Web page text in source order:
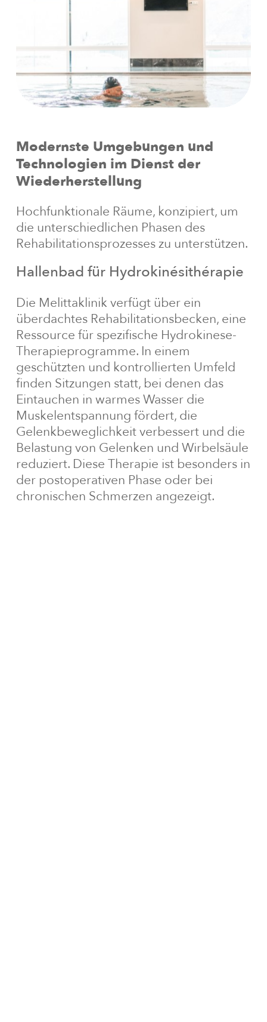
Modernste Umgebungen und
Technologien im Dienst der
Wiederherstellung
Hochfunktionale Räume, konzipiert, um
die unterschiedlichen Phasen des
Rehabilitationsprozesses zu unterstützen.
Hallenbad für Hydrokinésithérapie
Die Melittaklinik verfügt über ein
überdachtes Rehabilitationsbecken, eine
Ressource für spezifische Hydrokinese-
Therapieprogramme. In einem
geschützten und kontrollierten Umfeld
finden Sitzungen statt, bei denen das
Eintauchen in warmes Wasser die
Muskelentspannung fördert, die
Gelenkbeweglichkeit verbessert und die
Belastung von Gelenken und Wirbelsäule
reduziert. Diese Therapie ist besonders in
der postoperativen Phase oder bei
chronischen Schmerzen angezeigt.